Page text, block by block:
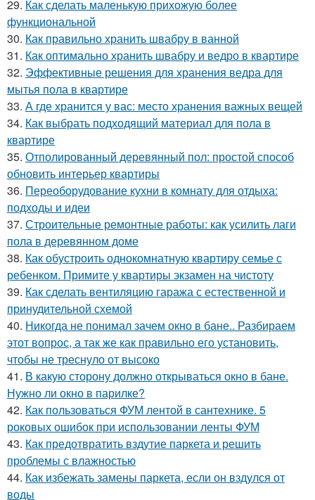
29. Как сделать маленькую прихожую более
функциональной
30. Как правильно хранить швабру в ванной
31. Как оптимально хранить швабру и ведро в квартире
32. Эффективные решения для хранения ведра для
мытья пола в квартире
33. А где хранится у вас: место хранения важных вещей
34. Как выбрать подходящий материал для пола в
квартире
35. Отполированный деревянный пол: простой способ
обновить интерьер квартиры
36. Переоборудование кухни в комнату для отдыха:
подходы и идеи
37. Строительные ремонтные работы: как усилить лаги
пола в деревянном доме
38. Как обустроить однокомнатную квартиру семье с
ребенком. Примите у квартиры экзамен на чистоту
39. Как сделать вентиляцию гаража с естественной и
принудительной схемой
40. Никогда не понимал зачем окно в бане.. Разбираем
этот вопрос, а так же как правильно его установить,
чтобы не треснуло от высоко
41. В какую сторону должно открываться окно в бане.
Нужно ли окно в парилке?
42. Как пользоваться ФУМ лентой в сантехнике. 5
роковых ошибок при использовании ленты ФУМ
43. Как предотвратить вздутие паркета и решить
проблемы с влажностью
44. Как избежать замены паркета, если он вздулся от
воды